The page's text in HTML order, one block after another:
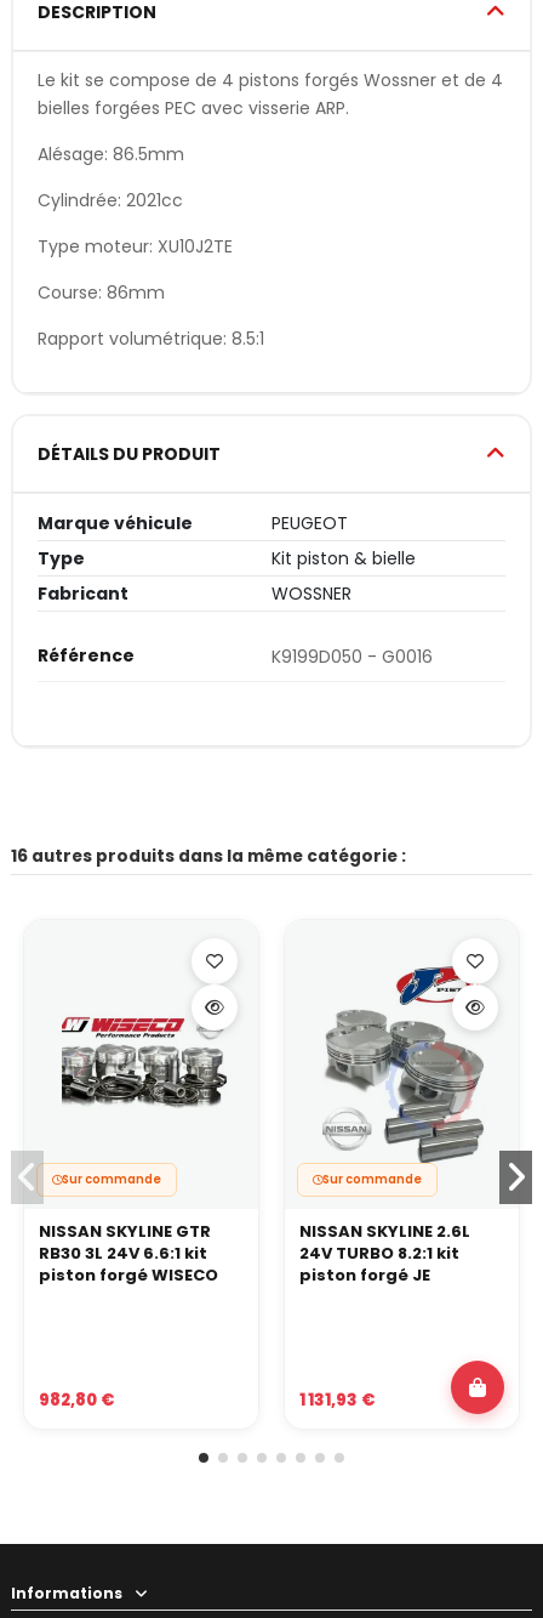
DESCRIPTION
Le kit se compose de 4 pistons forgés Wossner et de 4
bielles forgées PEC avec visserie ARP.
Alésage: 86.5mm
Cylindrée: 2021cc
Type moteur: XU10J2TE
Course: 86mm
Rapport volumétrique: 8.5:1
DÉTAILS DU PRODUIT
Marque véhicule
PEUGEOT
Type
Kit piston & bielle
Fabricant
WOSSNER
Référence K9199D050 - G0016
16 autres produits dans la même catégorie :
Sur commande
NISSAN SKYLINE GTR
RB30 3L 24V 6.6:1 kit
piston forgé WISECO
982,80 €
Sur commande
NISSAN SKYLINE 2.6L
24V TURBO 8.2:1 kit
piston forgé JE
1 131,93 €
Informations